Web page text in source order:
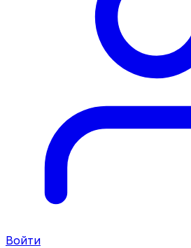
Войти